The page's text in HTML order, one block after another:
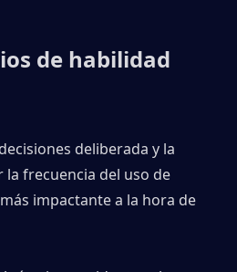
de habilidad
deliberada y la
frecuencia del uso de
impactante a la hora de